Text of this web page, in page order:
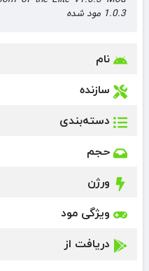
1.0.3 مود شده
نام
سازنده
دسته‌بندی
حجم
ورژن
ویژگی مود
دریافت از